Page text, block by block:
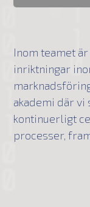
Inom teamet
inriktningar
akademi där vi
kontinuerligt
processer,